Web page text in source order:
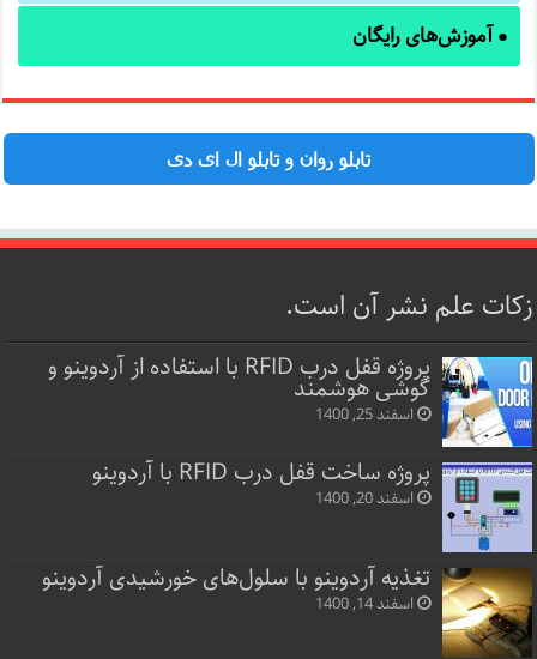
●آموزش‌های رایگان
تابلو روان و تابلو ال ای دی
زکات علم نشر آن است.
پروژه قفل‌ درب RFID با استفاده از آردوینو و
گوشی هوشمند
اسفند 25, 1400
پروژه ساخت قفل‌ درب RFID با آردوینو
اسفند 20, 1400
تغذیه آردوینو با سلول‌های خورشیدی آردوینو
اسفند 14, 1400